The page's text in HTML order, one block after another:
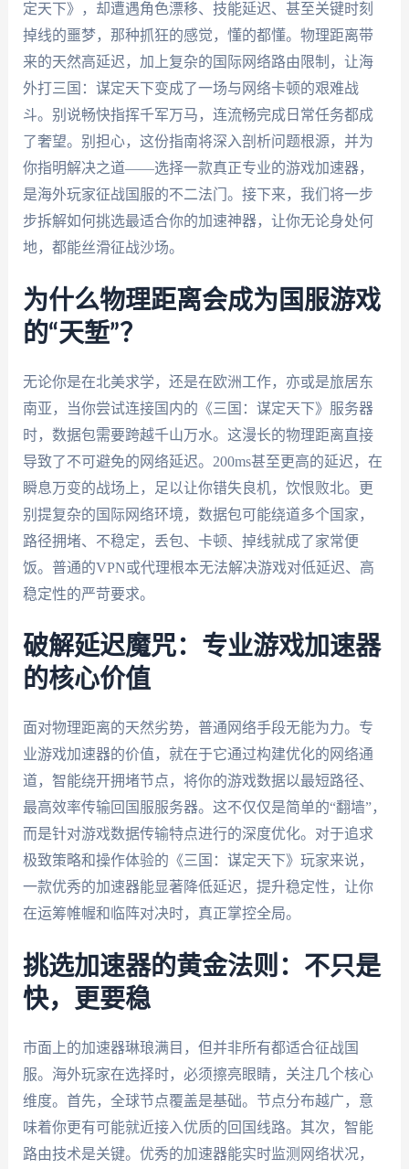
定天下》，却遭遇角色漂移、技能延迟、甚至关键时刻
掉线的噩梦，那种抓狂的感觉，懂的都懂。物理距离带
来的天然高延迟，加上复杂的国际网络路由限制，让海
外打三国：谋定天下变成了一场与网络卡顿的艰难战
斗。别说畅快指挥千军万马，连流畅完成日常任务都成
了奢望。别担心，这份指南将深入剖析问题根源，并为
你指明解决之道——选择一款真正专业的游戏加速器，
是海外玩家征战国服的不二法门。接下来，我们将一步
步拆解如何挑选最适合你的加速神器，让你无论身处何
地，都能丝滑征战沙场。
为什么物理距离会成为国服游戏
的“天堑”？
无论你是在北美求学，还是在欧洲工作，亦或是旅居东
南亚，当你尝试连接国内的《三国：谋定天下》服务器
时，数据包需要跨越千山万水。这漫长的物理距离直接
导致了不可避免的网络延迟。200ms甚至更高的延迟，在
瞬息万变的战场上，足以让你错失良机，饮恨败北。更
别提复杂的国际网络环境，数据包可能绕道多个国家，
路径拥堵、不稳定，丢包、卡顿、掉线就成了家常便
饭。普通的VPN或代理根本无法解决游戏对低延迟、高
稳定性的严苛要求。
破解延迟魔咒：专业游戏加速器
的核心价值
面对物理距离的天然劣势，普通网络手段无能为力。专
业游戏加速器的价值，就在于它通过构建优化的网络通
道，智能绕开拥堵节点，将你的游戏数据以最短路径、
最高效率传输回国服服务器。这不仅仅是简单的“翻墙”，
而是针对游戏数据传输特点进行的深度优化。对于追求
极致策略和操作体验的《三国：谋定天下》玩家来说，
一款优秀的加速器能显著降低延迟，提升稳定性，让你
在运筹帷幄和临阵对决时，真正掌控全局。
挑选加速器的黄金法则：不只是
快，更要稳
市面上的加速器琳琅满目，但并非所有都适合征战国
服。海外玩家在选择时，必须擦亮眼睛，关注几个核心
维度。首先，全球节点覆盖是基础。节点分布越广，意
味着你更有可能就近接入优质的回国线路。其次，智能
路由技术是关键。优秀的加速器能实时监测网络状况，